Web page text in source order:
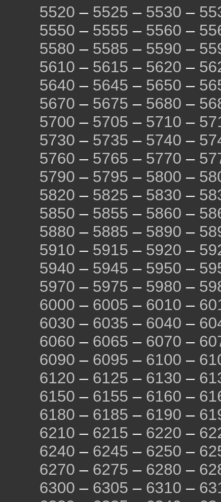
5520 – 5525 – 5530 –
5550 – 5555 – 5560 –
5580 – 5585 – 5590 –
5610 – 5615 – 5620 –
5640 – 5645 – 5650 –
5670 – 5675 – 5680 –
5700 – 5705 – 5710 –
5730 – 5735 – 5740 –
5760 – 5765 – 5770 –
5790 – 5795 – 5800 –
5820 – 5825 – 5830 –
5850 – 5855 – 5860 –
5880 – 5885 – 5890 –
5910 – 5915 – 5920 –
5940 – 5945 – 5950 –
5970 – 5975 – 5980 –
6000 – 6005 – 6010 –
6030 – 6035 – 6040 –
6060 – 6065 – 6070 –
6090 – 6095 – 6100 –
6120 – 6125 – 6130 –
6150 – 6155 – 6160 –
6180 – 6185 – 6190 –
6210 – 6215 – 6220 –
6240 – 6245 – 6250 –
6270 – 6275 – 6280 –
6300 – 6305 – 6310 –